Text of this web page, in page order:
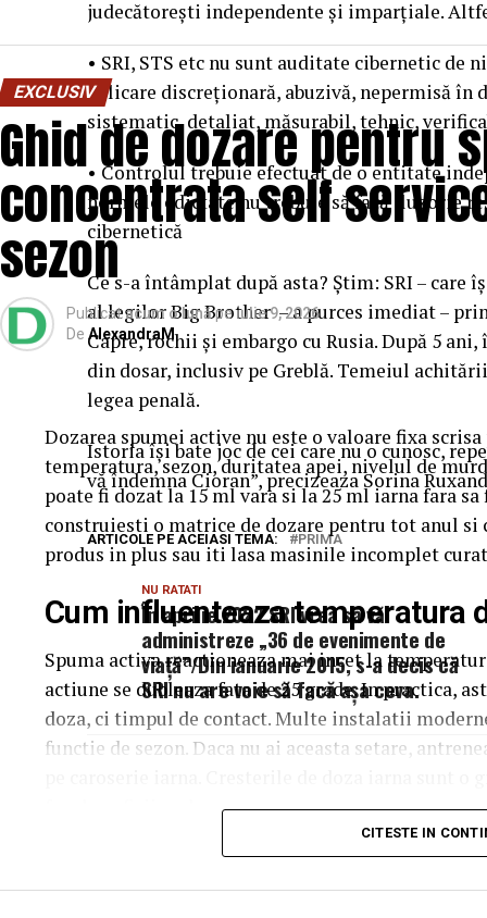
judecătoreşti independente şi imparţiale.
• SRI, STS etc nu sunt auditate cibernetic de
aplicare discreționară, abuzivă, nepermisă
sistematic, detaliat, măsurabil, tehnic,
• Controlul trebuie efectuat de o entitate
normele edictate nu trebuie să facă iluzorie
cibernetică
Ce s-a întâmplat după asta? Știm: SRI – care
al legilor Big Brother – a purces imediat –
Capre, rochii și embargo cu Rusia. După 5
din dosar, inclusiv pe Greblă. Temeiul
legea penală.
Istoria își bate joc de cei care nu o cunosc,
vă îndemna Cioran”, precizeaza Sorina
ARTICOLE PE ACEIASI TEMA: PRIMA
NU RATATI
În aprilie 2022 SRI vrea să vă
administreze „36 de evenimente de
viață”/Din ianuarie 2015, s-a decis că
SRI nu are voie să facă așa ceva.
EXCLUSIV
Ghid de dozare pentru
concentrata self
sezon
Publicatacum o lună peiulie 9, 2026
De AlexandraM
Dozarea spumei active nu este o valoare fixa
temperatura, sezon, duritatea apei, nivelul de
poate fi dozat la 15 ml vara si la 25 ml iarna fara
construiesti o matrice de dozare pentru tot anul
produs in plus sau iti lasa masinile incomplet
Cum influenteaza temperatura
Spuma activa reactioneaza mai incet la
actiune se dubleaza fata de 25 grade. In practica,
doza, ci timpul de contact. Multe instalatii
functie de sezon. Daca nu ai aceasta setare,
Cum influenteaza sezonul
CITESTE IN